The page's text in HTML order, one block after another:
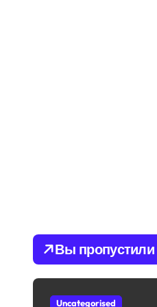
Вы пропустили
Uncategorised